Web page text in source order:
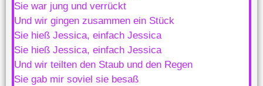
Sie war jung und verrückt
Und wir gingen zusammen ein Stück
Sie hieß Jessica, einfach Jessica
Sie hieß Jessica, einfach Jessica
Und wir teilten den Staub und den Regen
Sie gab mir soviel sie besaß